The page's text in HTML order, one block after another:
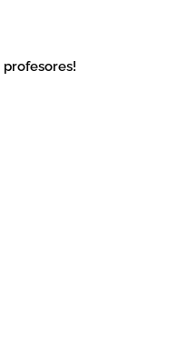
profesores!